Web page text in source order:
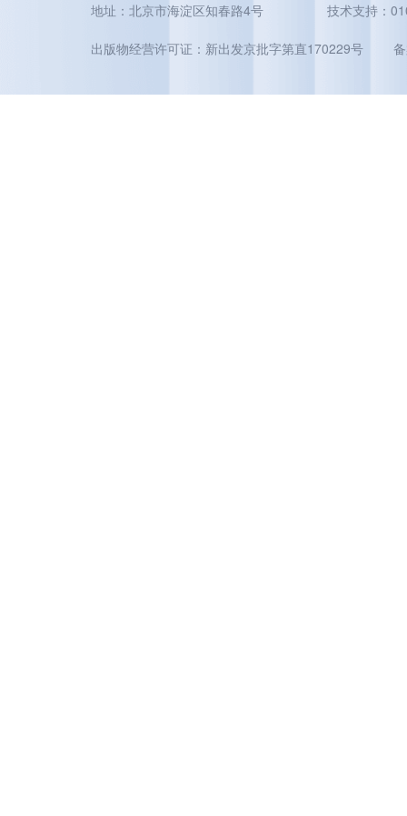
地址：北京市海淀区知春路4号 技术支持：
出版物经营许可证：新出发京批字第直170229号